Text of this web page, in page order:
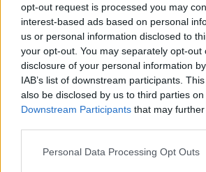
opt-out request is processed you may
interest-based ads based on personal
us or personal information disclosed to
your opt-out. You may separately opt-out
disclosure of your personal information
IAB’s list of downstream participants.
also be disclosed by us to third parties on
Downstream Participants that may
Please note that this website/app uses
Personal Data Processing Opt Outs
Guía definitiva para transferir fondos
Diego Martín · 5 Jul 2026
HOW TO